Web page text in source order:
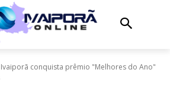
Ivaiporã conquista prêmio "Melhores do Ano"